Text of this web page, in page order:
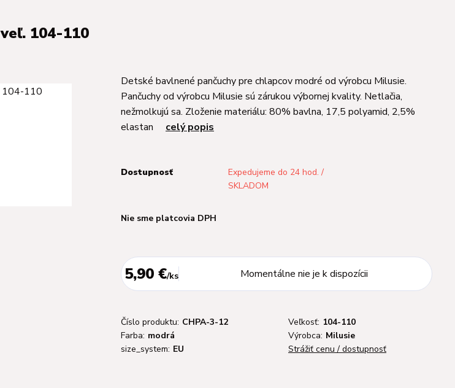
104-110
Detské bavlnené pančuchy pre chlapcov modré od výrobcu Milusie.
Pančuchy od výrobcu Milusie sú zárukou výbornej kvality. Netlačia,
nežmolkujú sa. Zloženie materiálu: 80% bavlna, 17,5 polyamid, 2,5%
elastan celý popis
Dostupnosť
Expedujeme do 24 hod. /
SKLADOM
Nie sme platcovia DPH
5,90 €/ks Momentálne nie je k dispozícii
Číslo produktu: CHPA-3-12 Veľkosť: 104-110
Farba: modrá Výrobca: Milusie
size_system: EU Strážiť cenu / dostupnosť